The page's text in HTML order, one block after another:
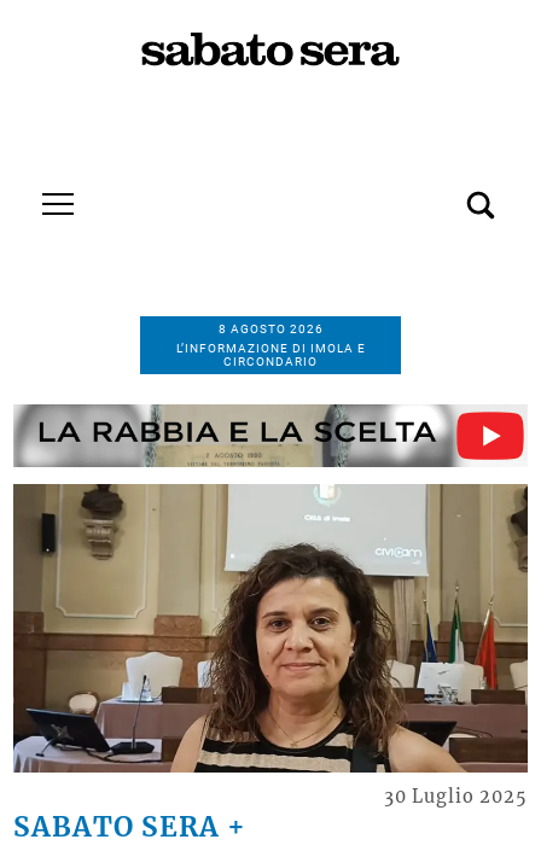
8 AGOSTO 2026
L’INFORMAZIONE DI IMOLA E
CIRCONDARIO
SABATO SERA +
30 Luglio 2025